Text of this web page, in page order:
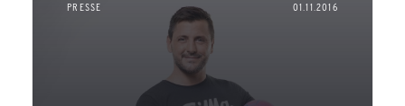
PRESSE 01.11.2016